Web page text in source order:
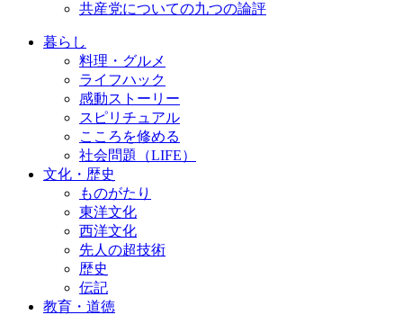
共産党についての九つの論評
暮らし
料理・グルメ
ライフハック
感動ストーリー
スピリチュアル
こころを修める
社会問題（LIFE）
文化・歴史
ものがたり
東洋文化
西洋文化
先人の超技術
歴史
伝記
教育・道徳